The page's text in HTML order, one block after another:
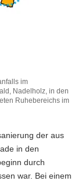
im
Nadelholz, in den
Ruhebereichs im
der aus
in den
durch
war. Bei einem